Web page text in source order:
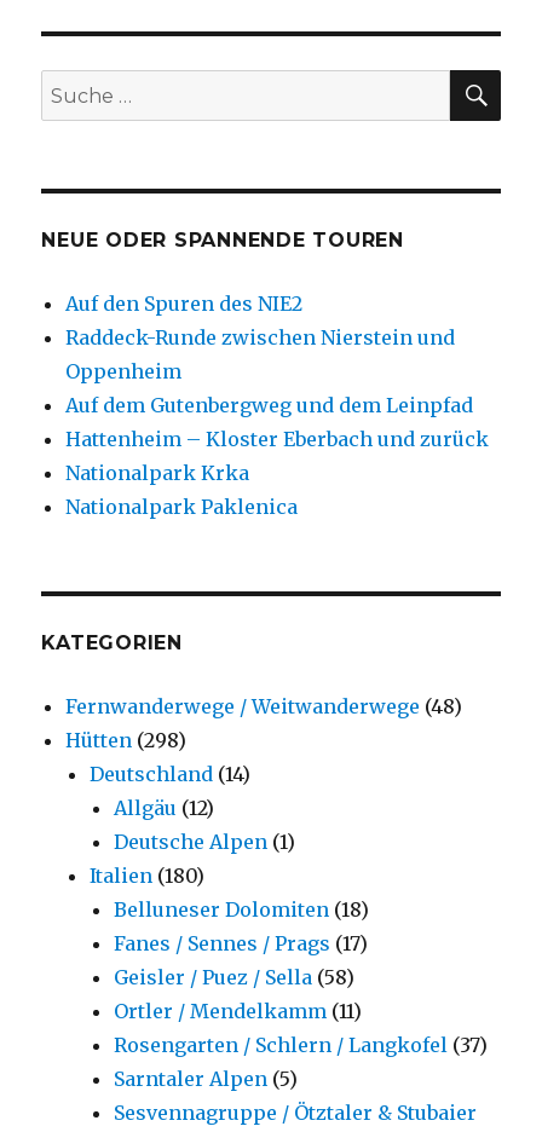
Suche
nach:
NEUE ODER SPANNENDE TOUREN
Auf den Spuren des NIE2
Raddeck-Runde zwischen Nierstein und
Oppenheim
Auf dem Gutenbergweg und dem Leinpfad
Hattenheim – Kloster Eberbach und zurück
Nationalpark Krka
Nationalpark Paklenica
KATEGORIEN
Fernwanderwege / Weitwanderwege (48)
Hütten (298)
Deutschland (14)
Allgäu (12)
Deutsche Alpen (1)
Italien (180)
Belluneser Dolomiten (18)
Fanes / Sennes / Prags (17)
Geisler / Puez / Sella (58)
Ortler / Mendelkamm (11)
Rosengarten / Schlern / Langkofel (37)
Sarntaler Alpen (5)
Sesvennagruppe / Ötztaler & Stubaier